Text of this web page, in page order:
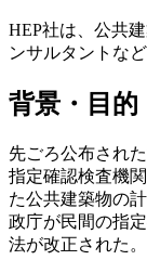
HEP社は、公共
ンサルタントな
背景・目的
先ごろ公布され
指定確認検査機
た公共建築物の
政庁が民間の指
法が改正された。